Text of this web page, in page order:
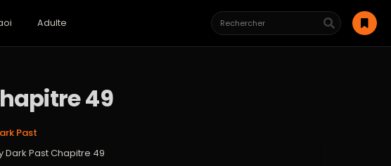
Adulte
49
Past
Dark Past Chapitre 49